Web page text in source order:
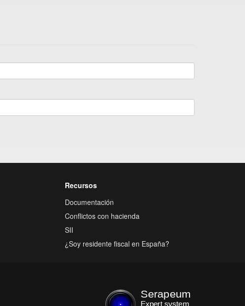
Recursos
Documentación
Conflictos con hacienda
SII
¿Soy residente fiscal en España?